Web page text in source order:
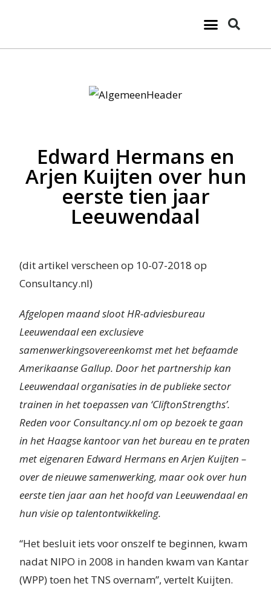
Edward Hermans en
Arjen Kuijten over hun
eerste tien jaar
Leeuwendaal
(dit artikel verscheen op 10-07-2018 op
Consultancy.nl)
Afgelopen maand sloot HR-adviesbureau
Leeuwendaal een exclusieve
samenwerkingsovereenkomst met het befaamde
Amerikaanse Gallup. Door het partnership kan
Leeuwendaal organisaties in de publieke sector
trainen in het toepassen van ‘CliftonStrengths’.
Reden voor Consultancy.nl om op bezoek te gaan
in het Haagse kantoor van het bureau en te praten
met eigenaren Edward Hermans en Arjen Kuijten –
over de nieuwe samenwerking, maar ook over hun
eerste tien jaar aan het hoofd van Leeuwendaal en
hun visie op talentontwikkeling.
“Het besluit iets voor onszelf te beginnen, kwam
nadat NIPO in 2008 in handen kwam van Kantar
(WPP) toen het TNS overnam”, vertelt Kuijten.